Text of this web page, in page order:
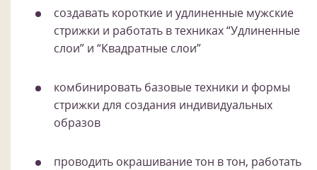
создавать короткие и удлиненные мужские
стрижки и работать в техниках “Удлиненные
слои” и “Квадратные слои”
комбинировать базовые техники и формы
стрижки для создания индивидуальных
образов
проводить окрашивание тон в тон, работать